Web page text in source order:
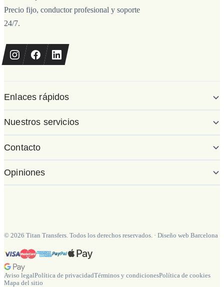
Precio fijo, conductor profesional y soporte
24/7.
Enlaces rápidos
Nuestros servicios
Contacto
Opiniones
© 2026 Titan Transfers. Todos los derechos reservados. · Diseño web Barcelona
Aviso legalPolítica de privacidadTérminos y condicionesPolítica de cookies
Mapa del sitio